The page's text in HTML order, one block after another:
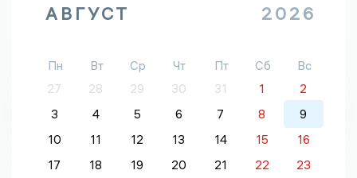
АВГУСТ 2026
Пн Вт Ср Чт Пт Сб
Вс
27
28 29 30 31 1
2
3
4 5 6 7 8
9
10
11 12 13 14 15
16
17
18 19 20 21 22
23